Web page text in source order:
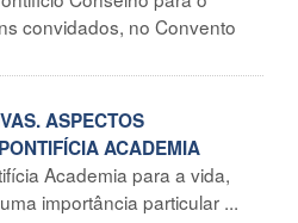
convidados, no Convento
ASPECTOS
ACADEMIA
Academia para a vida,
importância particular ...